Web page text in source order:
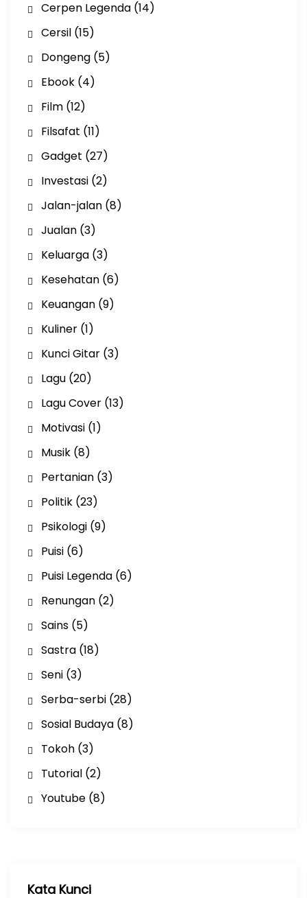
Cerpen Legenda(14)
Cersil(15)
Dongeng(5)
Ebook(4)
Film(12)
Filsafat (11)
Gadget (27)
Investasi(2)
Jalan-jalan(8)
Jualan(3)
Keluarga(3)
Kesehatan(6)
Keuangan(9)
Kuliner(1)
Kunci Gitar(3)
Lagu(20)
Lagu Cover(13)
Motivasi(1)
Musik(8)
Pertanian(3)
Politik(23)
Psikologi(9)
Puisi(6)
Puisi Legenda(6)
Renungan(2)
Sains(5)
Sastra(18)
Seni(3)
Serba-serbi(28)
Sosial Budaya(8)
Tokoh(3)
Tutorial(2)
Youtube(8)
Kata Kunci